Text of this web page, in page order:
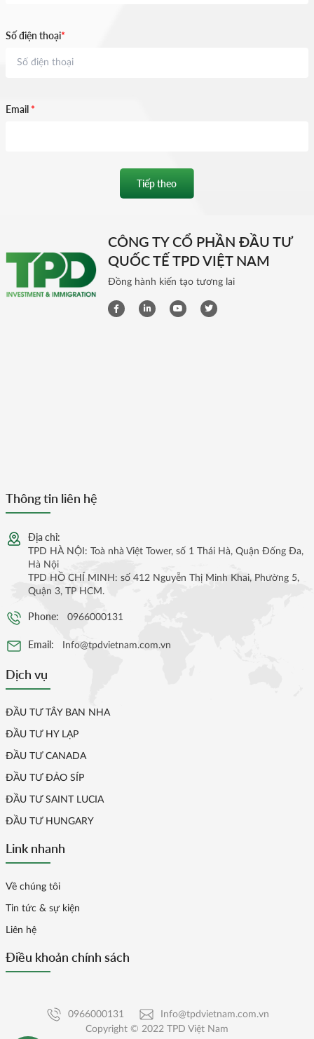
Số điện thoại*
Email *
Tiếp theo
CÔNG TY CỔ PHẦN ĐẦU TƯ
QUỐC TẾ TPD VIỆT NAM
Đồng hành kiến tạo tương lai
Thông tin liên hệ
Địa chỉ:
TPD HÀ NỘI: Toà nhà Việt Tower, số 1 Thái Hà, Quận Đống Đa,
Hà Nội
TPD HỒ CHÍ MINH: số 412 Nguyễn Thị Minh Khai, Phường 5,
Quận 3, TP HCM.
Phone: 0966000131
Email: Info@tpdvietnam.com.vn
Dịch vụ
ĐẦU TƯ TÂY BAN NHA
ĐẦU TƯ HY LẠP
ĐẦU TƯ CANADA
ĐẦU TƯ ĐẢO SÍP
ĐẦU TƯ SAINT LUCIA
ĐẦU TƯ HUNGARY
Link nhanh
Về chúng tôi
Tin tức & sự kiện
Liên hệ
Điều khoản chính sách
Copyright © 2022 TPD Việt Nam
0966000131 Info@tpdvietnam.com.vn